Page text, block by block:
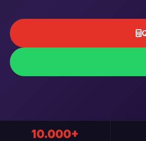
10.000+